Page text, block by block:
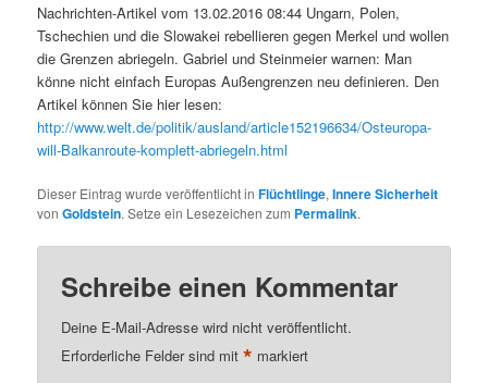
Nachrichten-Artikel vom 13.02.2016 08:44 Ungarn, Polen,
Tschechien und die Slowakei rebellieren gegen Merkel und wollen
die Grenzen abriegeln. Gabriel und Steinmeier warnen: Man
könne nicht einfach Europas Außengrenzen neu definieren. Den
Artikel können Sie hier lesen:
http://www.welt.de/politik/ausland/article152196634/Osteuropa-
will-Balkanroute-komplett-abriegeln.html
Dieser Eintrag wurde veröffentlicht inFlüchtlinge,Innere Sicherheit
vonGoldstein. Setze ein Lesezeichen zum Permalink.
Schreibe einen Kommentar
Deine E-Mail-Adresse wird nicht veröffentlicht.
Erforderliche Felder sind mit* markiert